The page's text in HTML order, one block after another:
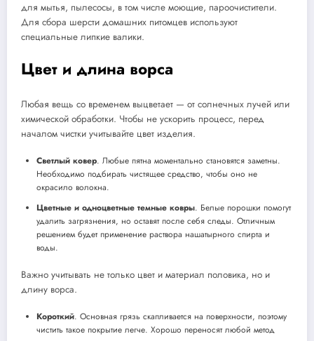
для мытья, пылесосы, в том числе моющие, пароочистители.
Для сбора шерсти домашних питомцев используют
специальные липкие валики.
Цвет и длина ворса
Любая вещь со временем выцветает — от солнечных лучей или
химической обработки. Чтобы не ускорить процесс, перед
началом чистки учитывайте цвет изделия.
Светлый ковер. Любые пятна моментально становятся заметны.
Необходимо подбирать чистящее средство, чтобы оно не
окрасило волокна.
Цветные и одноцветные темные ковры. Белые порошки помогут
удалить загрязнения, но оставят после себя следы. Отличным
решением будет применение раствора нашатырного спирта и
воды.
Важно учитывать не только цвет и материал половика, но и
длину ворса.
Короткий. Основная грязь скапливается на поверхности, поэтому
чистить такое покрытие легче. Хорошо переносят любой метод